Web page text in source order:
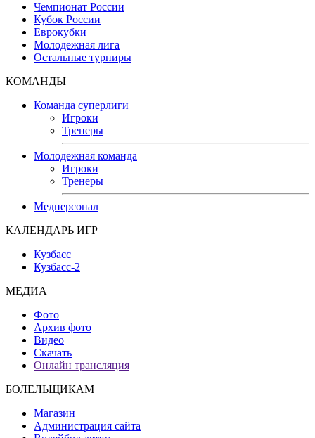
Чемпионат России
Кубок России
Еврокубки
Молодежная лига
Остальные турниры
КОМАНДЫ
Команда суперлиги
Игроки
Тренеры
Молодежная команда
Игроки
Тренеры
Медперсонал
КАЛЕНДАРЬ ИГР
Кузбасс
Кузбасс-2
МЕДИА
Фото
Архив фото
Видео
Скачать
Онлайн трансляция
БОЛЕЛЬЩИКАМ
Магазин
Администрация сайта